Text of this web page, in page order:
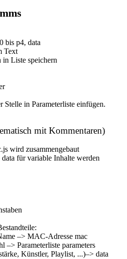
bis p4, data
Text
Liste speichern
Stelle in Parameterliste einfügen.
mit Kommentaren)
wird zusammengebaut
für variable Inhalte werden
–> MAC-Adresse mac
–> Parameterliste parameters
Künstler, Playlist, ...)–> data